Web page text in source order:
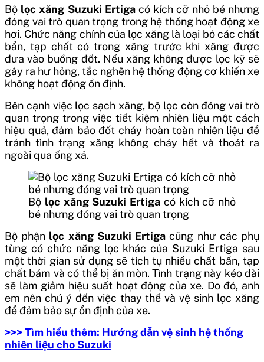
Bộ lọc xăng Suzuki Ertigacó kích cỡ nhỏ bé nhưng
đóng vai trò quan trọng trong hệ thống hoạt động xe
hơi. Chức năng chính của lọc xăng là loại bỏ các chất
bẩn, tạp chất có trong xăng trước khi xăng được
đưa vào buồng đốt. Nếu xăng không được lọc kỹ sẽ
gây ra hư hỏng, tắc nghẽn hệ thống động cơ khiến xe
không hoạt động ổn định.
Bên cạnh việc lọc sạch xăng, bộ lọc còn đóng vai trò
quan trọng trong việc tiết kiệm nhiên liệu một cách
hiệu quả, đảm bảo đốt cháy hoàn toàn nhiên liệu để
tránh tình trạng xăng không cháy hết và thoát ra
ngoài qua ống xả.
Bộ lọc xăng Suzuki Ertiga có kích cỡ nhỏ
bé nhưng đóng vai trò quan trọng
Bộ phận lọc xăng Suzuki Ertiga cũng như các phụ
tùng có chức năng lọc khác của Suzuki Ertiga sau
một thời gian sử dụng sẽ tích tụ nhiều chất bẩn, tạp
chất bám và có thể bị ăn mòn. Tình trạng này kéo dài
sẽ làm giảm hiệu suất hoạt động của xe. Do đó, anh
em nên chú ý đến việc thay thế và vệ sinh lọc xăng
để đảm bảo sự ổn định của xe.
>>> Tìm hiểu thêm: Hướng dẫn vệ sinh hệ thống
nhiên liệu cho Suzuki